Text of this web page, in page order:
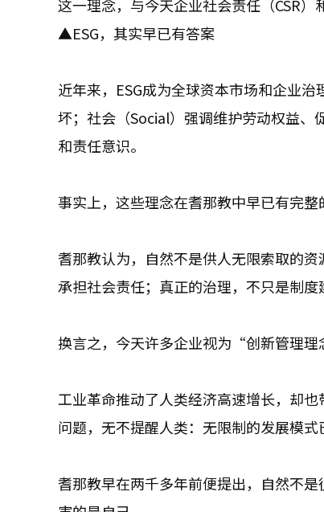
这一理念，与今天企业社会责任（CSR）
▲ESG，其实早已有答案
近年来，ESG成为全球资本市场和企业
坏；社会（Social）强调维护劳动权益
和责任意识。
事实上，这些理念在耆那教中早已有完整
耆那教认为，自然不是供人无限索取的
承担社会责任；真正的治理，不只是制度
换言之，今天许多企业视为“创新管理理
工业革命推动了人类经济高速增长，却
问题，无不提醒人类：无限制的发展模式
耆那教早在两千多年前便提出，自然不